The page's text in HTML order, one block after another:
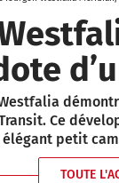
Ce
petit
TOUTE